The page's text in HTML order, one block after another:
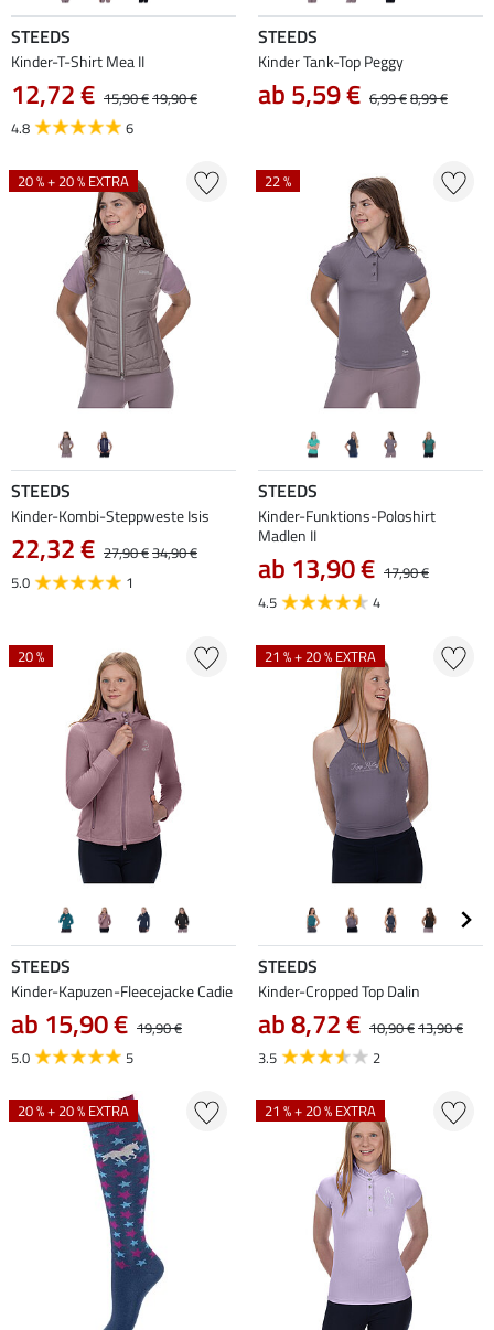
STEEDS
Kinder-T-Shirt Mea II
12,72 € 15,90 €19,90 €
4.8
6
STEEDS
Kinder Tank-Top Peggy
ab 5,59 € 6,99 €8,99 €
20 % + 20 % EXTRA
STEEDS
Kinder-Kombi-Steppweste Isis
22,32 € 27,90 €34,90 €
5.0
1
22 %
STEEDS
Kinder-Funktions-Poloshirt
Madlen II
ab 13,90 € 17,90 €
4.5
4
20 %
STEEDS
Kinder-Kapuzen-Fleecejacke Cadie
ab 15,90 € 19,90 €
5.0
5
21 % + 20 % EXTRA
STEEDS
Kinder-Cropped Top Dalin
ab 8,72 € 10,90 €13,90 €
3.5
2
20 % + 20 % EXTRA 21 % + 20 % EXTRA